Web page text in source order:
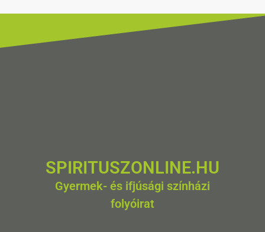
SPIRITUSZONLINE.HU
Gyermek- és ifjúsági színházi
folyóirat